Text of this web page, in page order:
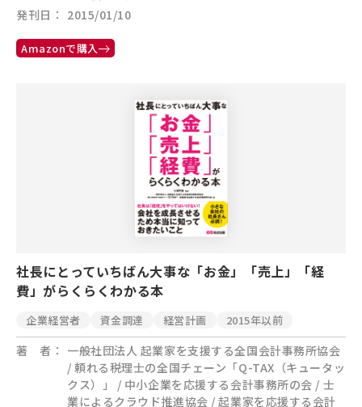
発刊日
2015/01/10
Amazonで購入
社長にとっていちばん大事な「お金」「売上」「経
費」がらくらくわかる本
企業経営者 資金調達 経営計画 2015年以前
著 者
一般社団法人 起業家を支援する全国会計事務所協会
/ 頼れる税理士の全国チェーン「Q-TAX（キュータッ
クス）」 / 中小企業を応援する会計事務所の会 / 士
業によるクラウド推進協会 / 起業家を応援する会計